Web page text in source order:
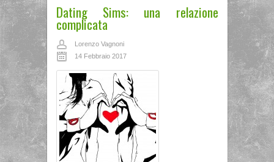
Dating Sims: una relazione
complicata
Lorenzo Vagnoni
14 Febbraio 2017